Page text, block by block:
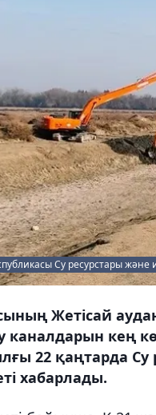
Су ресурстары және
Жетісай
каналдарын кең
22 қаңтарда Су
хабарлады.